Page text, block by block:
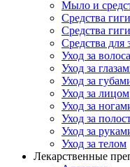
Мыло и
Средства
Средства
Средства для
Уход за
Уход за
Уход за
Уход за лицом
Уход за
Уход за
Уход за
Уход за телом
Лекарственные